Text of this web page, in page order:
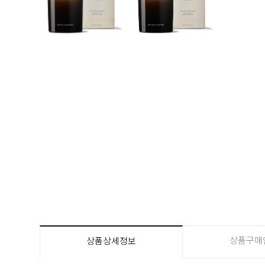
상품상세정보 상품구매